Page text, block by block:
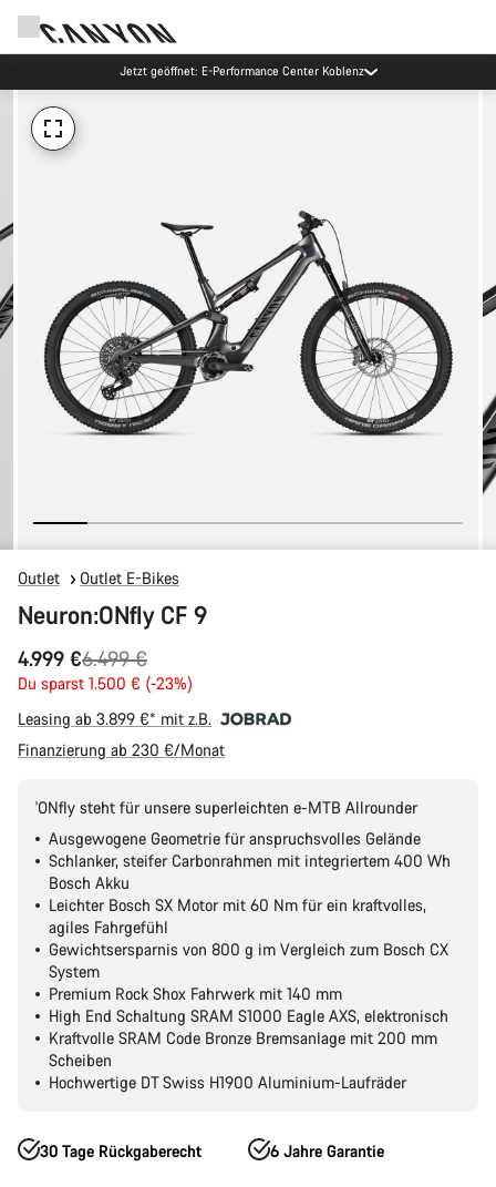
Jetzt geöffnet: E-Performance Center Koblenz
Outlet Outlet E-Bikes
Neuron:ONfly CF 9
4.999 €
Ursprungspreis
6.499 €
Du sparst 1.500 € (-23%)
Leasing ab 3.899 €* mit z.B.
Finanzierung ab 230 €/Monat
'ONfly steht für unsere superleichten e-MTB Allrounder
Ausgewogene Geometrie für anspruchsvolles Gelände
Schlanker, steifer Carbonrahmen mit integriertem 400 Wh
Bosch Akku
Leichter Bosch SX Motor mit 60 Nm für ein kraftvolles,
agiles Fahrgefühl
Gewichtsersparnis von 800 g im Vergleich zum Bosch CX
System
Premium Rock Shox Fahrwerk mit 140 mm
High End Schaltung SRAM S1000 Eagle AXS, elektronisch
Kraftvolle SRAM Code Bronze Bremsanlage mit 200 mm
Scheiben
Hochwertige DT Swiss H1900 Aluminium-Laufräder
30 Tage Rückgaberecht 6 Jahre Garantie